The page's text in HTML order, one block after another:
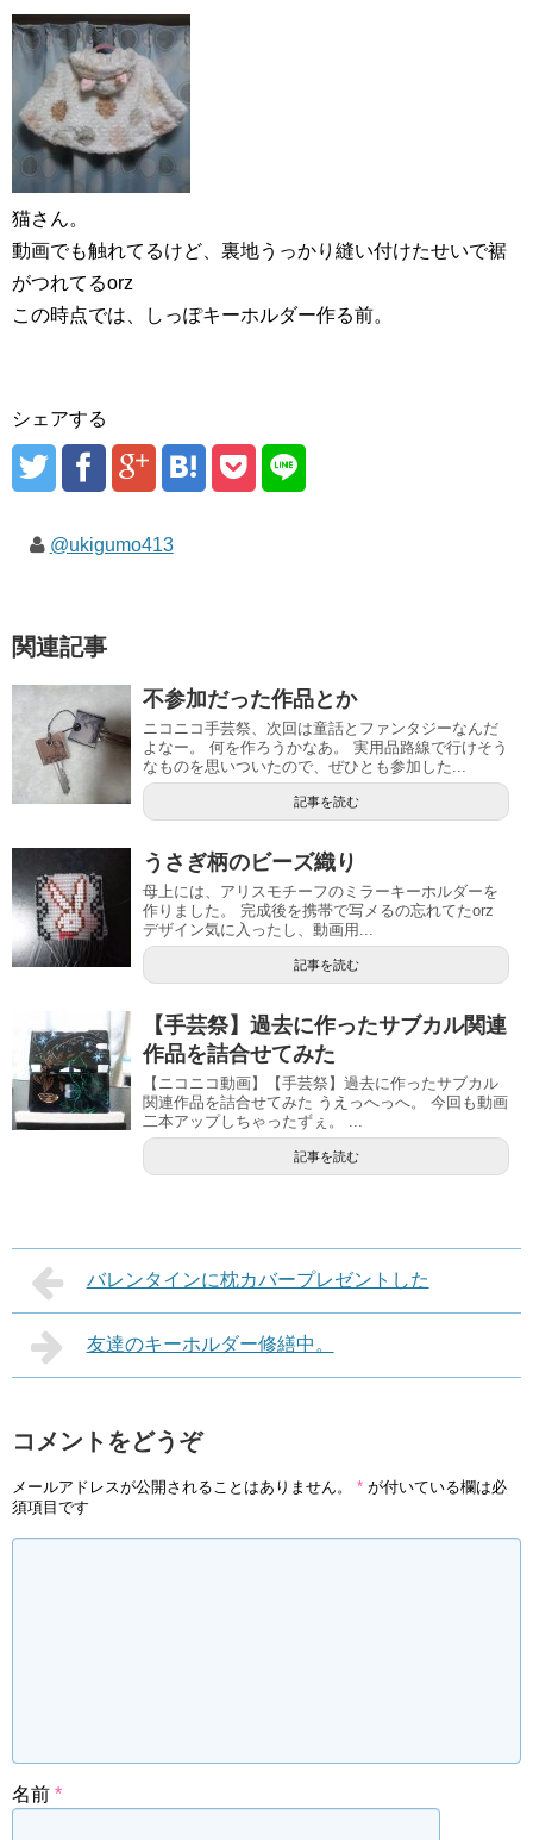
猫さん。
動画でも触れてるけど、裏地うっかり縫い付けたせいで裾
がつれてるorz
この時点では、しっぽキーホルダー作る前。
シェアする
@ukigumo413
関連記事
不参加だった作品とか
ニコニコ手芸祭、次回は童話とファンタジーなんだ
よなー。 何を作ろうかなあ。 実用品路線で行けそう
なものを思いついたので、ぜひとも参加した...
記事を読む
うさぎ柄のビーズ織り
母上には、アリスモチーフのミラーキーホルダーを
作りました。 完成後を携帯で写メるの忘れてたorz
デザイン気に入ったし、動画用...
記事を読む
【手芸祭】過去に作ったサブカル関連
作品を詰合せてみた
【ニコニコ動画】【手芸祭】過去に作ったサブカル
関連作品を詰合せてみた うえっへっへ。 今回も動画
二本アップしちゃったずぇ。 ...
記事を読む
バレンタインに枕カバープレゼントした
友達のキーホルダー修繕中。
コメントをどうぞ
メールアドレスが公開されることはありません。 * が付いている欄は必
須項目です
名前 *